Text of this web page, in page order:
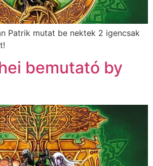
Patrik mutat be nektek 2 igencsak
bemutató by